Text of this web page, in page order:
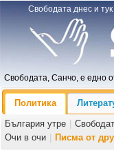
Свободата днес и тук
Свободата, Санчо, е едно
Политика
България утре
Очи в очи
Писма от